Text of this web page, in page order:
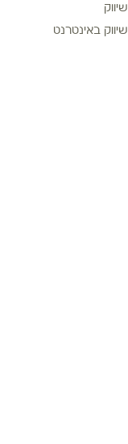
שיווק
שיווק באינטרנט